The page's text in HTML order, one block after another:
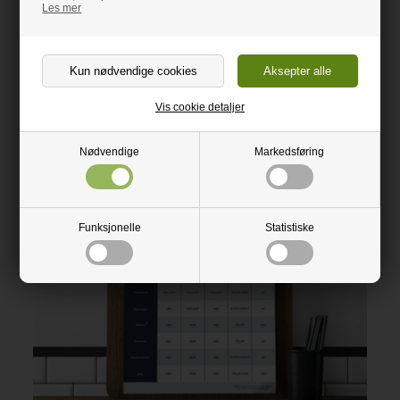
Les mer
Nødvendige Markedsføring
Funksjonelle Statistiske
Vis cookie detaljer
Silestone ® Mellom / Høj
Sammenlign